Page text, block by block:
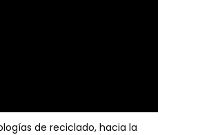
de reciclado, hacia la